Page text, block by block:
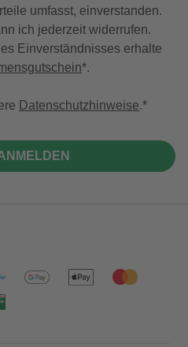
umfasst, einverstanden.
ich jederzeit widerrufen.
Einverständnisses erhalte
*.
Datenschutzhinweise.